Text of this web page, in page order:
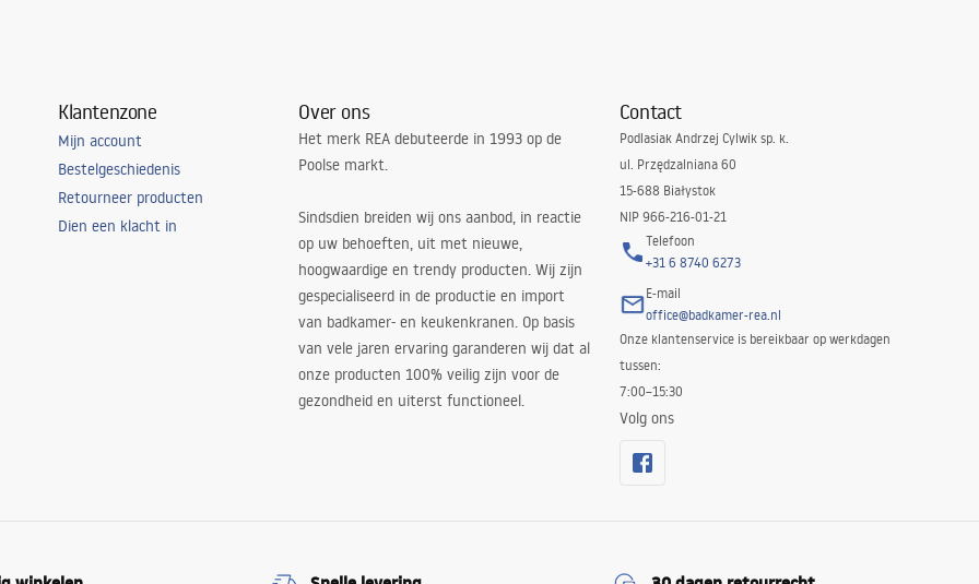
Klantenzone
Mijn account
Bestelgeschiedenis
Retourneer producten
Dien een klacht in
Over ons
Het merk REA debuteerde in 1993 op de
Poolse markt.
Sindsdien breiden wij ons aanbod, in reactie
op uw behoeften, uit met nieuwe,
hoogwaardige en trendy producten. Wij zijn
gespecialiseerd in de productie en import
van badkamer- en keukenkranen. Op basis
van vele jaren ervaring garanderen wij dat al
onze producten 100% veilig zijn voor de
gezondheid en uiterst functioneel.
Contact
Podlasiak Andrzej Cylwik sp. k.
ul. Przędzalniana 60
15-688 Białystok
NIP 966-216-01-21
Telefoon
+31 6 8740 6273
E-mail
office@badkamer-rea.nl
Onze klantenservice is bereikbaar op werkdagen
tussen:
7:00–15:30
Volg ons